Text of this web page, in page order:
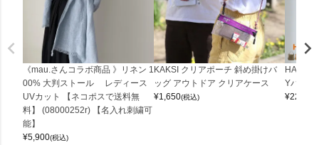
《mau.さんコラボ商品 》リネン 1
00% 大判ストール レディース
UVカット 【ネコポスで送料無
料】 (08000252r) 【名入れ刺繍可
能】
¥5,900(税込)
KAKSI クリアポーチ 斜め掛けバ
ッグ アウトドア クリアケース
¥1,650(税込)
Yバッグ
¥22,000